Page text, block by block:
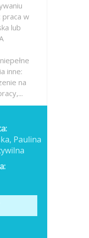
praca w
lub
inne:
na
Paulina